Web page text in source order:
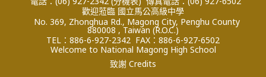
歡迎蒞臨 國立馬公高級中學
No. 369, Zhonghua Rd., Magong City, Penghu County
880008 , Taiwan (R.O.C.)
TEL：886-6-927-2342 FAX：886-6-927-6502
Welcome to National Magong High School
致謝 Credits